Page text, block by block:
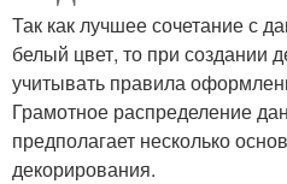
Так как лучшее сочетание с
белый цвет, то при создании
учитывать правила
Грамотное распределение
предполагает несколько
декорирования.